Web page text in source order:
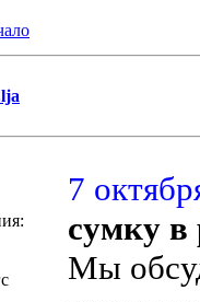
7
сумку в
Мы